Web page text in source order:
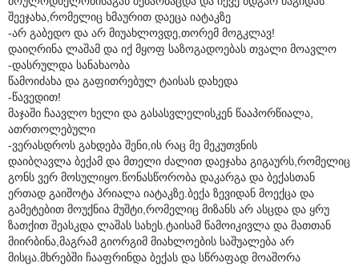
შეეჯახა,რომელიც ხმაურით დაეცა იატაკზე
-არ გაბედო და არ მიუახლოვდე,თორემ მოგკლავ!
დაიღრინა ლაშამ და იქ მყოფ საზოგადოებას თვალი მოავლო
-დასრულდა სანახაობა
წამოიძახა და გაფითრებულ ტაისას დახედა
-წავედით!
მაჯაში ჩაავლო ხელი და გასასვლელისკენ წააპორწიალა,
ათრთოლებული
-ვერასდროს გახდება შენი,ის რაც მე მეკუთვნის
დაიბღავლა ბექამ და მთელი ძალით დაეჯახა გიგაურს,რომელიც
გონს ვერ მოსულიყო.წონასწორობა დაკარგა და ბექასთან
ერთად გაიშოტა პრიალა იატაკზე.ბექა ზევიდან მოექცა და
გამეტებით მოუქნია მუშტი,რომელიც მიზანს არ ასცდა და ყრუ
ზათქით შეასკდა ლაშას სახეს.ტაისამ წამოიკივლა და მათთან
მიირბინა,მაგრამ გიორგიმ მიახლოების საშუალება არ
მისცა.მხრებში ჩააფრინდა ბექას და სწრაფად მოაშორა